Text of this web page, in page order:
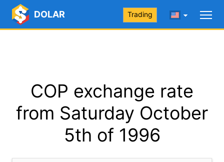
DOLAR Trading
COP exchange rate
from Saturday October
5th of 1996